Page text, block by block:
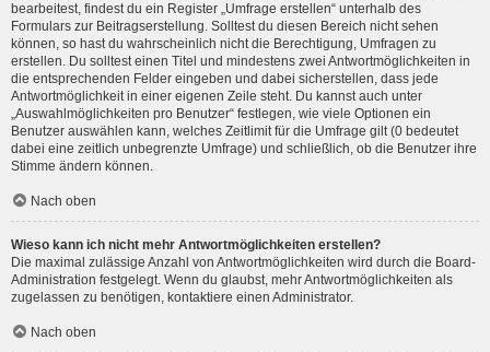
bearbeitest, findest du ein Register „Umfrage erstellen“ unterhalb des
Formulars zur Beitragserstellung. Solltest du diesen Bereich nicht sehen
können, so hast du wahrscheinlich nicht die Berechtigung, Umfragen zu
erstellen. Du solltest einen Titel und mindestens zwei Antwortmöglichkeiten in
die entsprechenden Felder eingeben und dabei sicherstellen, dass jede
Antwortmöglichkeit in einer eigenen Zeile steht. Du kannst auch unter
„Auswahlmöglichkeiten pro Benutzer“ festlegen, wie viele Optionen ein
Benutzer auswählen kann, welches Zeitlimit für die Umfrage gilt (0 bedeutet
dabei eine zeitlich unbegrenzte Umfrage) und schließlich, ob die Benutzer ihre
Stimme ändern können.
Nach oben
Wieso kann ich nicht mehr Antwortmöglichkeiten erstellen?
Die maximal zulässige Anzahl von Antwortmöglichkeiten wird durch die Board-
Administration festgelegt. Wenn du glaubst, mehr Antwortmöglichkeiten als
zugelassen zu benötigen, kontaktiere einen Administrator.
Nach oben